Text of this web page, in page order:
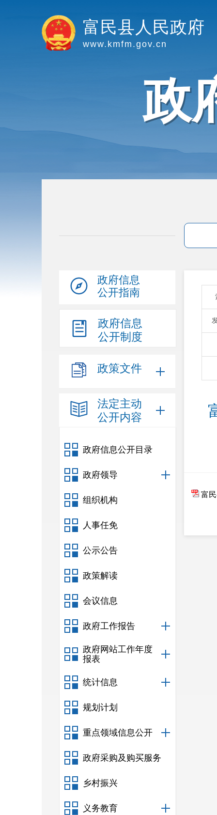
富民县人民政府
www.kmfm.gov.cn
政
政府信息
公开指南
政府信息
公开制度
政策文件
法定主动
公开内容
政府信息公开目录
政府领导
组织机构
人事任免
公示公告
政策解读
会议信息
政府工作报告
政府网站工作年度
报表
统计信息
规划计划
重点领域信息公开
政府采购及购买服务
乡村振兴
义务教育
富